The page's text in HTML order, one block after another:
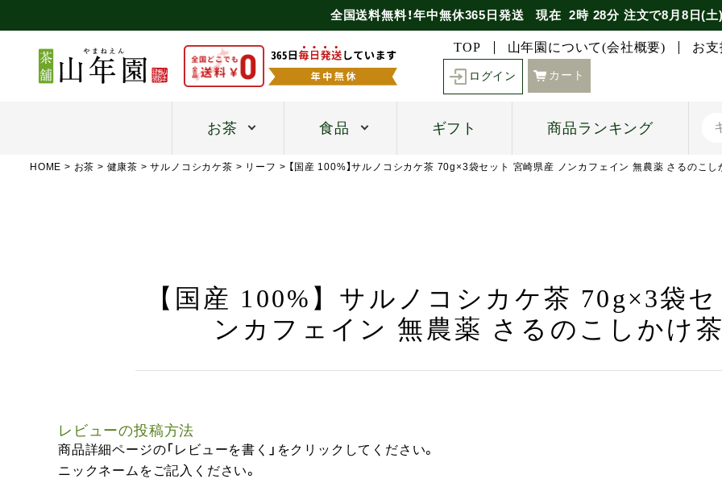
全国送料無料！年中無休365日発送 現在 2時 28分注文で8月8日(土
TOP 山年園について(会社概要) お
ログイン カート
お茶 食品 ギフト 商品ランキング
HOME お茶 健康茶 サルノコシカケ茶 リーフ 【国産 100%】サルノコシカケ茶 70g×3袋セット 宮崎県産 ノンカフェイン 無農薬 さるのこ
【国産 100%】サルノコシカケ茶 70g×3袋
ンカフェイン 無農薬 さるのこしかけ
レビューの投稿方法
商品詳細ページの「レビューを書く」をクリックしてください。
ニックネームをご記入ください。